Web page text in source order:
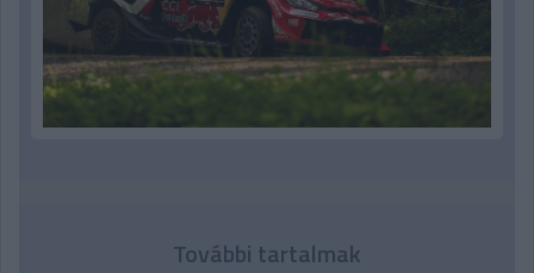
További tartalmak